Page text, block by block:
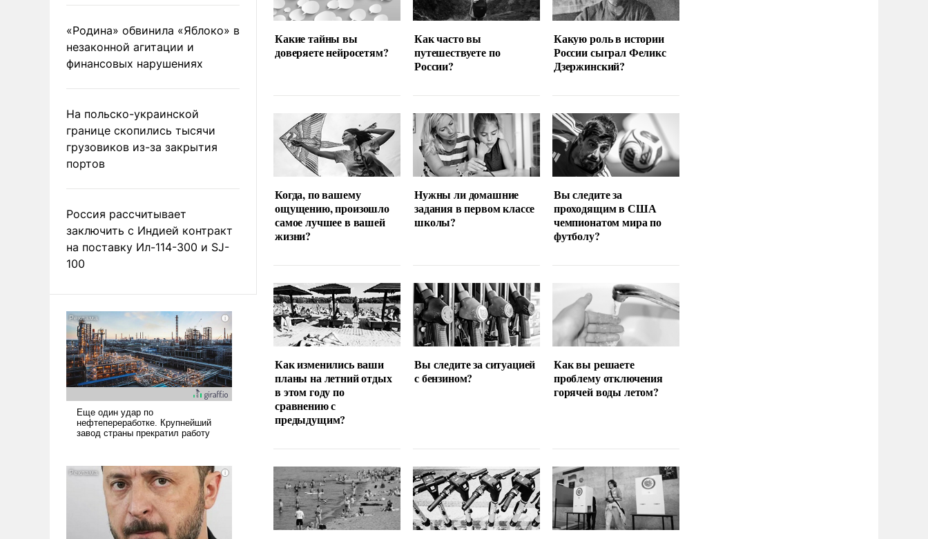
«Родина» обвинила «Яблоко» в
незаконной агитации и
финансовых нарушениях
На польско-украинской
границе скопились тысячи
грузовиков из-за закрытия
портов
Россия рассчитывает
заключить с Индией контракт
на поставку Ил-114-300 и SJ-
100
Какие тайны вы
доверяете нейросетям?
Как часто вы
путешествуете по
России?
Какую роль в истории
России сыграл Феликс
Дзержинский?
Когда, по вашему
ощущению, произошло
самое лучшее в вашей
жизни?
Нужны ли домашние
задания в первом классе
школы?
Вы следите за
проходящим в США
чемпионатом мира по
футболу?
Как изменились ваши
планы на летний отдых
в этом году по
сравнению с
предыдущим?
Вы следите за ситуацией
с бензином?
Как вы решаете
проблему отключения
горячей воды летом?